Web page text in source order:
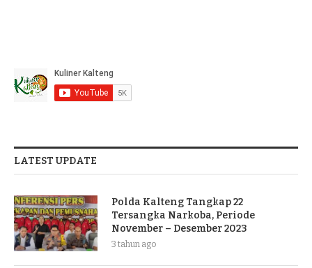
LATEST UPDATE
Polda Kalteng Tangkap 22
Tersangka Narkoba, Periode
November – Desember 2023
3 tahun ago